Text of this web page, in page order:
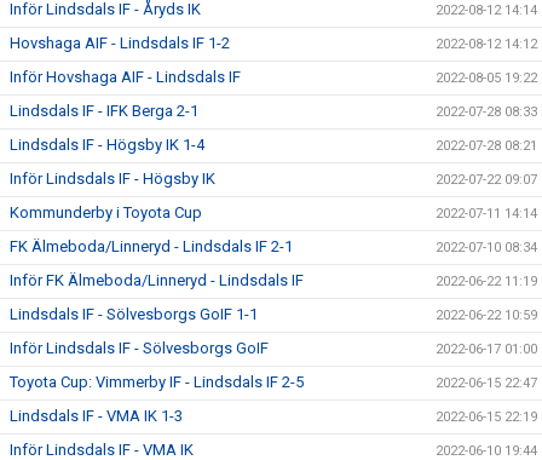
Inför Lindsdals IF - Åryds IK 2022-08-12 14:14
Hovshaga AIF - Lindsdals IF 1-2 2022-08-12 14:12
Inför Hovshaga AIF - Lindsdals IF 2022-08-05 19:22
Lindsdals IF - IFK Berga 2-1 2022-07-28 08:33
Lindsdals IF - Högsby IK 1-4 2022-07-28 08:21
Inför Lindsdals IF - Högsby IK 2022-07-22 09:07
Kommunderby i Toyota Cup 2022-07-11 14:14
FK Älmeboda/Linneryd - Lindsdals IF 2-1 2022-07-10 08:34
Inför FK Älmeboda/Linneryd - Lindsdals IF 2022-06-22 11:19
Lindsdals IF - Sölvesborgs GoIF 1-1 2022-06-22 10:59
Inför Lindsdals IF - Sölvesborgs GoIF 2022-06-17 01:00
Toyota Cup: Vimmerby IF - Lindsdals IF 2-5 2022-06-15 22:47
Lindsdals IF - VMA IK 1-3 2022-06-15 22:19
Inför Lindsdals IF - VMA IK 2022-06-10 19:44